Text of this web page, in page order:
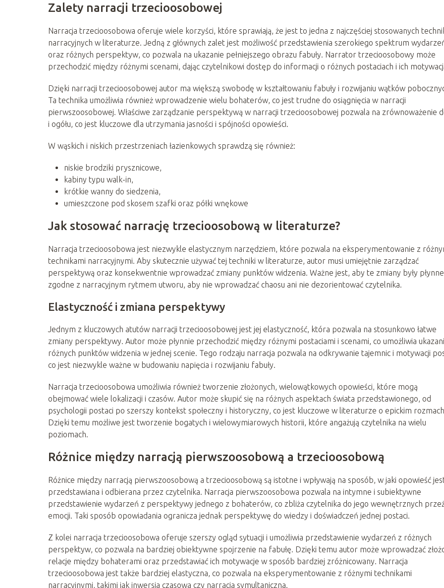
Zalety narracji trzecioosobowej
Narracja trzecioosobowa oferuje wiele korzyści, które sprawiają, że jest to jedna z najczęściej stosowanych
narracyjnych w literaturze. Jedną z głównych zalet jest możliwość przedstawienia szerokiego spektrum
oraz różnych perspektyw, co pozwala na ukazanie pełniejszego obrazu fabuły. Narrator trzecioosobowy może
przechodzić między różnymi scenami, dając czytelnikowi dostęp do informacji o różnych postaciach i ich
Dzięki narracji trzecioosobowej autor ma większą swobodę w kształtowaniu fabuły i rozwijaniu wątków
Ta technika umożliwia również wprowadzenie wielu bohaterów, co jest trudne do osiągnięcia w narracji
pierwszoosobowej. Właściwe zarządzanie perspektywą w narracji trzecioosobowej pozwala na zrównoważenie
i ogółu, co jest kluczowe dla utrzymania jasności i spójności opowieści.
W wąskich i niskich przestrzeniach łazienkowych sprawdzą się również:
niskie brodziki prysznicowe,
kabiny typu walk-in,
krótkie wanny do siedzenia,
umieszczone pod skosem szafki oraz półki wnękowe
Jak stosować narrację trzecioosobową w literaturze?
Narracja trzecioosobowa jest niezwykle elastycznym narzędziem, które pozwala na eksperymentowanie z
technikami narracyjnymi. Aby skutecznie używać tej techniki w literaturze, autor musi umiejętnie zarządzać
perspektywą oraz konsekwentnie wprowadzać zmiany punktów widzenia. Ważne jest, aby te zmiany były
zgodne z narracyjnym rytmem utworu, aby nie wprowadzać chaosu ani nie dezorientować czytelnika.
Elastyczność i zmiana perspektywy
Jednym z kluczowych atutów narracji trzecioosobowej jest jej elastyczność, która pozwala na stosunkowo łatwe
zmiany perspektywy. Autor może płynnie przechodzić między różnymi postaciami i scenami, co umożliwia
różnych punktów widzenia w jednej scenie. Tego rodzaju narracja pozwala na odkrywanie tajemnic i motywacji
co jest niezwykle ważne w budowaniu napięcia i rozwijaniu fabuły.
Narracja trzecioosobowa umożliwia również tworzenie złożonych, wielowątkowych opowieści, które mogą
obejmować wiele lokalizacji i czasów. Autor może skupić się na różnych aspektach świata przedstawionego, od
psychologii postaci po szerszy kontekst społeczny i historyczny, co jest kluczowe w literaturze o epickim
Dzięki temu możliwe jest tworzenie bogatych i wielowymiarowych historii, które angażują czytelnika na wielu
poziomach.
Różnice między narracją pierwszoosobową a trzecioosobową
Różnice między narracją pierwszoosobową a trzecioosobową są istotne i wpływają na sposób, w jaki opowieść
przedstawiana i odbierana przez czytelnika. Narracja pierwszoosobowa pozwala na intymne i subiektywne
przedstawienie wydarzeń z perspektywy jednego z bohaterów, co zbliża czytelnika do jego wewnętrznych
emocji. Taki sposób opowiadania ogranicza jednak perspektywę do wiedzy i doświadczeń jednej postaci.
Z kolei narracja trzecioosobowa oferuje szerszy ogląd sytuacji i umożliwia przedstawienie wydarzeń z różnych
perspektyw, co pozwala na bardziej obiektywne spojrzenie na fabułę. Dzięki temu autor może wprowadzać
relacje między bohaterami oraz przedstawiać ich motywacje w sposób bardziej zróżnicowany. Narracja
trzecioosobowa jest także bardziej elastyczna, co pozwala na eksperymentowanie z różnymi technikami
narracyjnymi, takimi jak inwersja czasowa czy narracja symultaniczna.